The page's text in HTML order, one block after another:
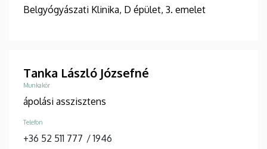
Belgyógyászati Klinika, D épület, 3. emelet
Tanka László Józsefné
Munkakör
ápolási asszisztens
Telefon
+36 52 511 777 / 1946